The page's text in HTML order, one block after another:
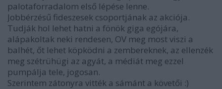
palotaforradalom első lépése lenne.
Jobbérzésű fideszesek csoportjának az akciója.
Tudják hol lehet hatni a fönök giga egójára,
alápakoltak neki rendesen, OV meg most viszi a
balhét, őt lehet köpködni a zembereknek, az ellenzék
meg szétrühügi az agyát, a médiát meg ezzel
pumpálja tele, jogosan.
Szerintem zátonyra vitték a sámánt a követői :)